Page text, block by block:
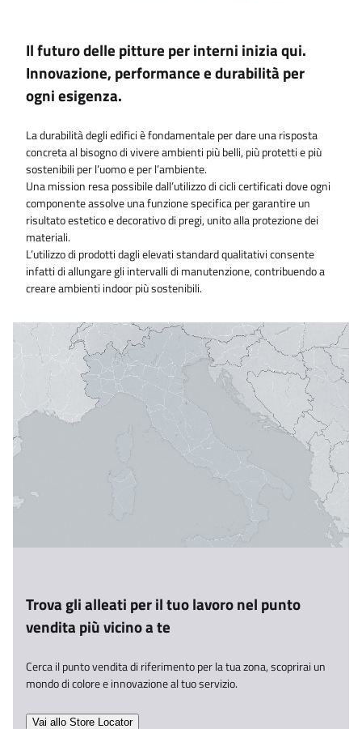
Il futuro delle pitture per interni inizia qui.​
Innovazione, performance e durabilità per
ogni esigenza.
La durabilità degli edifici è fondamentale per dare una risposta
concreta al bisogno di vivere ambienti più belli, più protetti e più
sostenibili per l’uomo e per l’ambiente.​
Una mission resa possibile dall’utilizzo di cicli certificati dove ogni
componente assolve una funzione specifica per garantire un
risultato estetico e decorativo di pregi, unito alla protezione dei
materiali.​
L’utilizzo di prodotti dagli elevati standard qualitativi consente
infatti di allungare gli intervalli di manutenzione, contribuendo a
creare ambienti indoor più sostenibili.
Trova gli alleati per il tuo lavoro nel punto
vendita più vicino a te​
Cerca il punto vendita di riferimento per la tua zona, scoprirai un
mondo di colore e innovazione al tuo servizio.​
Vai allo Store Locator​